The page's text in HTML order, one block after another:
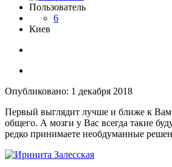
Пользователь
6
Киев
Опубликовано: 1 декабря 2018
Первый выглядит лучше и ближе к
общего. А мозги у Вас всегда такие
редко принимаете необдуманные